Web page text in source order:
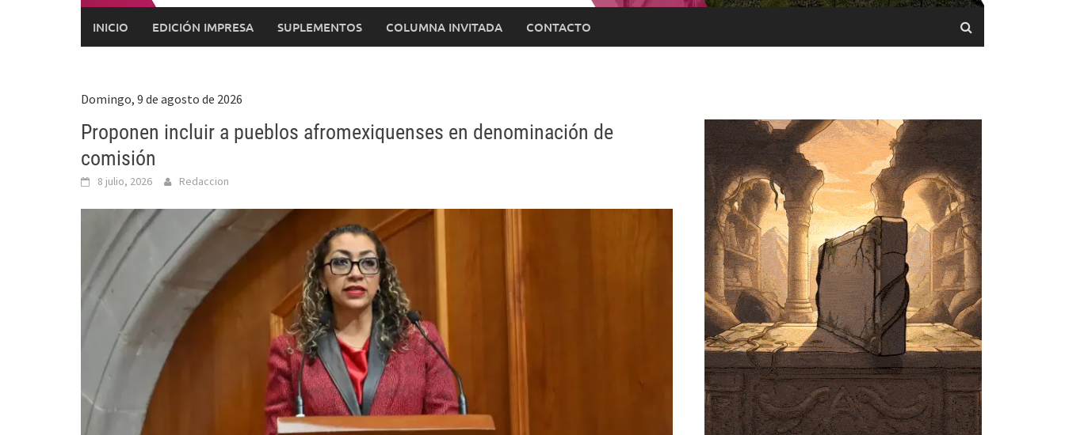
INICIO EDICIÓN IMPRESA SUPLEMENTOS COLUMNA INVITADA CONTACTO
Domingo, 9 de agosto de 2026
Proponen incluir a pueblos afromexiquenses en denominación de
comisión
8 julio, 2026 Redaccion